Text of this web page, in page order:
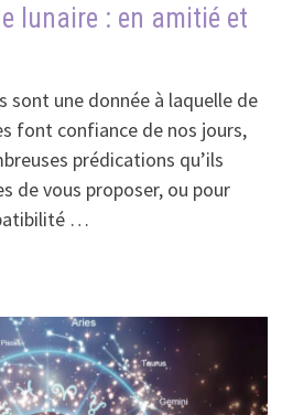
lunaire : en amitié et
sont une donnée à laquelle de
font confiance de nos jours,
prédications qu’ils
de vous proposer, ou pour
…